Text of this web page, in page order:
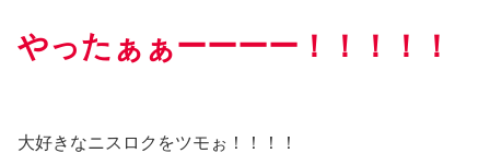
やったぁぁーーーー！！！！！
大好きなニスロクをツモぉ！！！！